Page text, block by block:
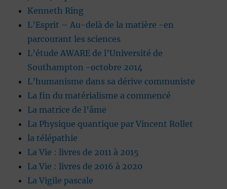
Kenneth Ring
L’Esprit – Au-delà de la matière -en
parcourant les sciences
L’étude AWARE de l’Université de
Southampton -octobre 2014
L’humanisme dans sa dérive communiste
La fin du matérialisme a commencé
La matrice de l’âme
La Physique quantique par Vincent Rollet
la télépathie
La Vie : livres de 2011 à 2015
La Vie : livres de 2016 à 2020
La Vigile pascale